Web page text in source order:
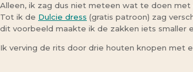
Alleen, ik zag dus niet meteen wat te doen
Tot ik de Dulcie dress (gratis patroon) zag
dit voorbeeld maakte ik de zakken iets smaller
Ik verving de rits door drie houten knopen met